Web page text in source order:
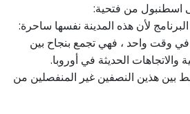
اسطنبول من فتحية:
لأن هذه المدينة نفسها ساحرة:
وقت واحد ، فهي تجمع بنجاح بين
الحديثة في أوروبا.
بين هذين النصفين غير المنفصلين من